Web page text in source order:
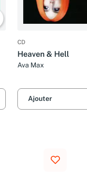
CD
Heaven & Hell
Ava Max
Ajouter